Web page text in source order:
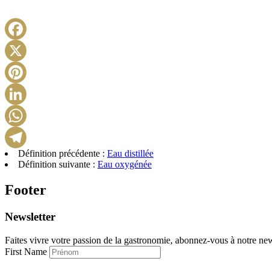
Définition précédente : Eau distillée
Définition suivante : Eau oxygénée
Footer
Newsletter
Faites vivre votre passion de la gastronomie, abonnez-vous à notre
First Name